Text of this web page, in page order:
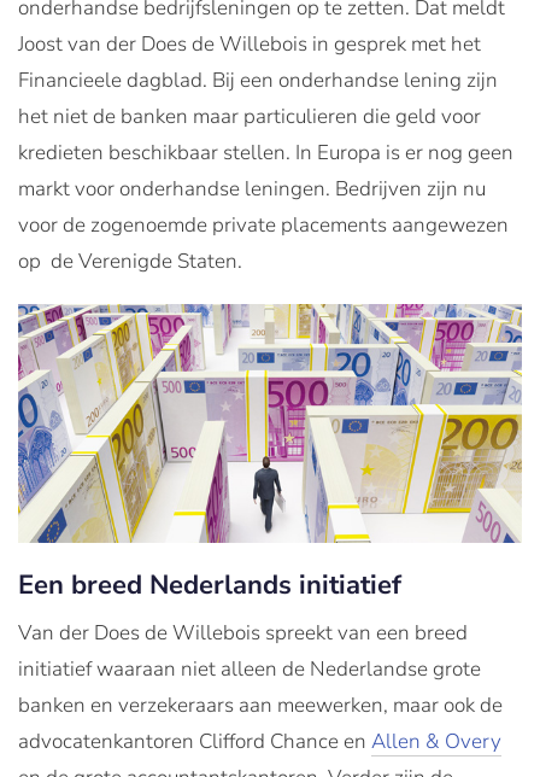
onderhandse bedrijfsleningen op te zetten. Dat meldt
Joost van der Does de Willebois in gesprek met het
Financieele dagblad. Bij een onderhandse lening zijn
het niet de banken maar particulieren die geld voor
kredieten beschikbaar stellen. In Europa is er nog geen
markt voor onderhandse leningen. Bedrijven zijn nu
voor de zogenoemde private placements aangewezen
op de Verenigde Staten.
Een breed Nederlands initiatief
Van der Does de Willebois spreekt van een breed
initiatief waaraan niet alleen de Nederlandse grote
banken en verzekeraars aan meewerken, maar ook de
advocatenkantoren Clifford Chance en Allen & Overy